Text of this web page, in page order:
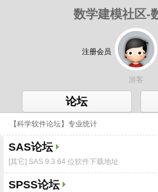
数学建模社区-
注册会员
游客
论坛
【科学软件论坛】专业统计
SAS论坛
[其它] SAS 9.3 64 位软件下载地址
SPSS论坛